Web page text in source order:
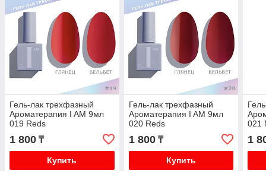
Гель-лак трехфазный
Ароматерапия I AM 9мл
019 Reds
1 800 ₸
Купить
Гель-лак трехфазный
Ароматерапия I AM 9мл
020 Reds
1 800₸
Купить
021
1